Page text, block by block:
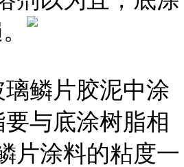
鳞片胶泥中涂
与底涂树脂相
片涂料的粘度一